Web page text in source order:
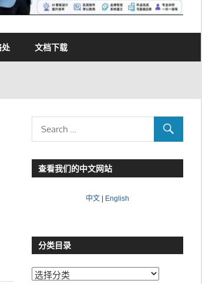
处 文档下载
查看我们的中文网站
中文| English
分类目录
分